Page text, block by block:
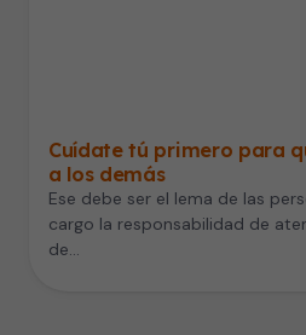
Cuídate tú primero para
a los demás
Ese debe ser el lema de las
cargo la responsabilidad de
de…